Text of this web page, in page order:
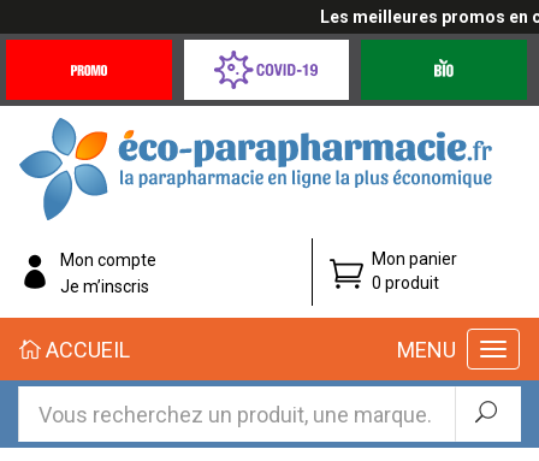
Les meilleures promos en
Offres
Coronavirus
éco-
parapharmacie.fr
éco-
parapharmacie.fr
Mon compte
Je m’inscris
Mon panier
0 produit
MENU
ACCUEIL